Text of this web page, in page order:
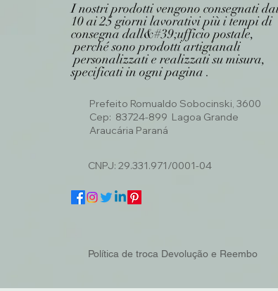
I nostri prodotti vengono consegnati
10 ai 25 giorni lavorativi più i tempi di
consegna dall&#39;ufficio postale,
perché sono prodotti artigianali
personalizzati e realizzati su misura,
specificati in ogni pagina .
Prefeito Romualdo Sobocinski, 3600
Cep: 83724-899 Lagoa Grande
Araucária Paraná
CNPJ: 29.331.971/0001-04
Política de troca Devolução e Reembo